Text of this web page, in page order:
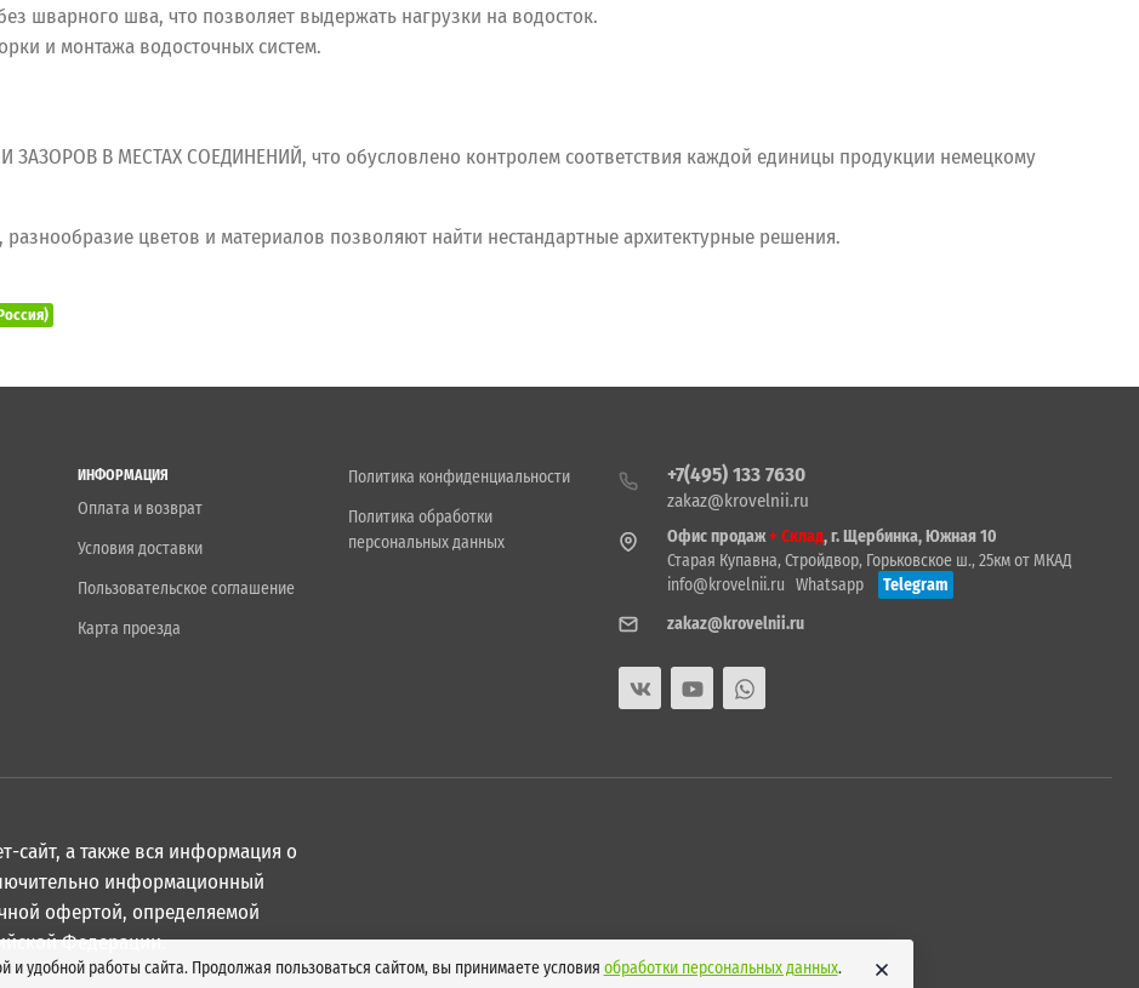
шварного шва, что позволяет выдержать нагрузки на водосток.
и монтажа водосточных систем.
В МЕСТАХ СОЕДИНЕНИЙ, что обусловлено контролем соответствия каждой единицы продукции немецкому
цветов и материалов позволяют найти нестандартные архитектурные решения.
ИНФОРМАЦИЯ
Оплата и возврат
Условия доставки
Пользовательское соглашение
Карта проезда
Политика конфиденциальности
Политика обработки
персональных данных
+7(495) 133 7630
zakaz@krovelnii.ru
Офис продаж+ Склад, г. Щербинка, Южная 10
Старая Купавна, Стройдвор, Горьковское ш., 25км от МКАД
info@krovelnii.ru
Whatsapp
Telegram
zakaz@krovelnii.ru
сайт, а также вся информация о
информационный
офертой, определяемой
Федерации.
и удобной работы сайта. Продолжая пользоваться сайтом, вы принимаете условия обработки персональных данных.